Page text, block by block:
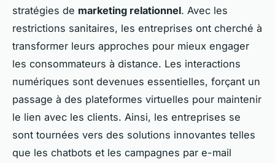
stratégies de marketing relationnel. Avec les
restrictions sanitaires, les entreprises ont cherché à
transformer leurs approches pour mieux engager
les consommateurs à distance. Les interactions
numériques sont devenues essentielles, forçant un
passage à des plateformes virtuelles pour maintenir
le lien avec les clients. Ainsi, les entreprises se
sont tournées vers des solutions innovantes telles
que les chatbots et les campagnes par e-mail